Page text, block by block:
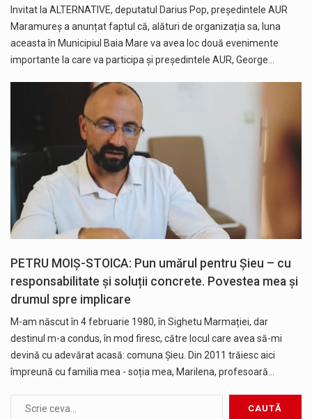
Invitat la ALTERNATIVE, deputatul Darius Pop, președintele AUR
Maramureș a anunțat faptul că, alături de organizația sa, luna
aceasta în Municipiul Baia Mare va avea loc două evenimente
importante la care va participa și președintele AUR, George…
PETRU MOIȘ-STOICA: Pun umărul pentru Șieu – cu
responsabilitate și soluții concrete. Povestea mea și
drumul spre implicare
M-am născut în 4 februarie 1980, în Sighetu Marmației, dar
destinul m-a condus, în mod firesc, către locul care avea să-mi
devină cu adevărat acasă: comuna Șieu. Din 2011 trăiesc aici
împreună cu familia mea - soția mea, Marilena, profesoară…